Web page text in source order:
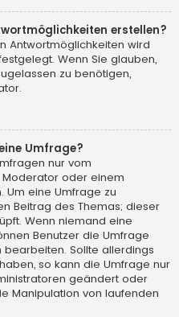
erstellen?
Antwortmöglichkeiten wird
Wenn Sie glauben,
zu benötigen,
Umfrage?
nur vom
oder einem
Um eine Umfrage zu
Beitrag des Themas; dieser
Wenn niemand eine
Benutzer die Umfrage
Sollte allerdings
so kann die Umfrage nur
geändert oder
Manipulation von laufenden